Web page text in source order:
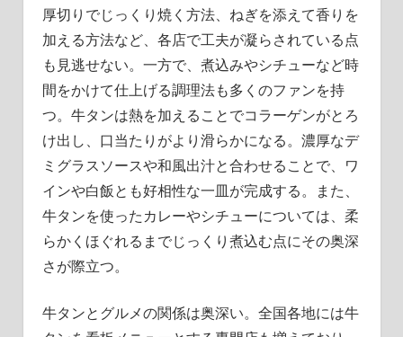
厚切りでじっくり焼く方法、ねぎを添えて香りを
加える方法など、各店で工夫が凝らされている点
も見逃せない。一方で、煮込みやシチューなど時
間をかけて仕上げる調理法も多くのファンを持
つ。牛タンは熱を加えることでコラーゲンがとろ
け出し、口当たりがより滑らかになる。濃厚なデ
ミグラスソースや和風出汁と合わせることで、ワ
インや白飯とも好相性な一皿が完成する。また、
牛タンを使ったカレーやシチューについては、柔
らかくほぐれるまでじっくり煮込む点にその奥深
さが際立つ。
牛タンとグルメの関係は奥深い。全国各地には牛